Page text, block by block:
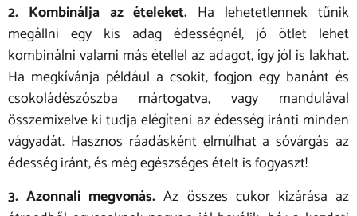
2. Kombinálja az ételeket. Ha lehetetlennek tűnik
megállni egy kis adag édességnél, jó ötlet lehet
kombinálni valami más étellel az adagot, így jól is lakhat.
Ha megkívánja például a csokit, fogjon egy banánt és
csokoládészószba mártogatva, vagy mandulával
összemixelve ki tudja elégíteni az édesség iránti minden
vágyadát. Hasznos ráadásként elmúlhat a sóvárgás az
édesség iránt, és még egészséges ételt is fogyaszt!
3. Azonnali megvonás. Az összes cukor kizárása az